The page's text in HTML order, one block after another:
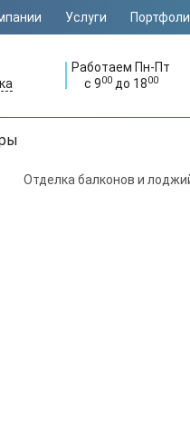
Услуги
Работаем Пн-Пт
с 900до 1800
Отделка балконов и